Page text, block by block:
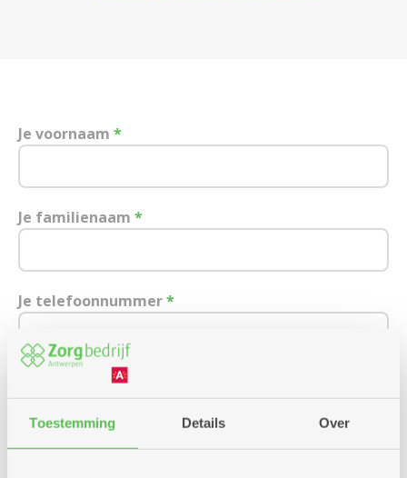
Toestemming Details Over
Je voornaam *
Je familienaam *
Je telefoonnummer*
Je e-mailadres